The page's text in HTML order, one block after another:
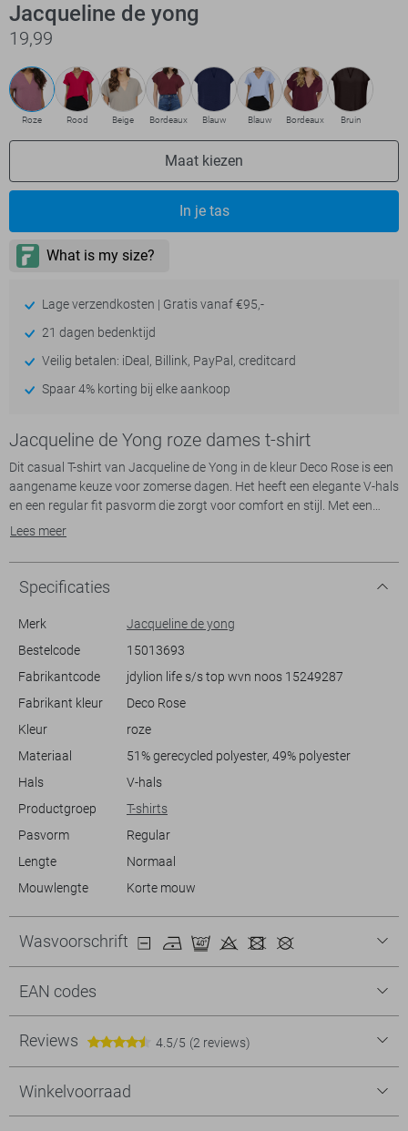
Jacqueline de yong
19,99
Roze Rood Beige Bordeaux Blauw Blauw Bordeaux Bruin
Maat kiezen
In je tas
Lage verzendkosten | Gratis vanaf €95,-
21 dagen bedenktijd
Veilig betalen: iDeal, Billink, PayPal, creditcard
Spaar 4% korting bij elke aankoop
Jacqueline de Yong roze dames t-shirt
Dit casual T-shirt van Jacqueline de Yong in de kleur Deco Rose is een
aangename keuze voor zomerse dagen. Het heeft een elegante V-hals
en een regular fit pasvorm die zorgt voor comfort en stijl. Met een
lengte die perfect op de heupen valt en korte mouwen die
polyester en 49% polyester, wat niet alleen zorgt voor een zachte
textuur maar ook een duurzame keuze is.
Dankzij het tijdloze design combineer je dit T-shirt makkelijk met
dagje uit of een casual afspraak. Draag het met een lichte jeans voor
een frisse zomerse look of met een zwarte broek voor een meer
verfijnde uitstraling. Kies voor comfort zonder in te boeten aan stijl
Lees meer
Specificaties
Merk
Jacqueline de yong
Bestelcode
15013693
Fabrikantcode
jdylion life s/s top wvn noos 15249287
Fabrikant kleur
Deco Rose
Kleur
roze
Materiaal
51% gerecycled polyester, 49% polyester
Hals
V-hals
Productgroep
T-shirts
Pasvorm
Regular
Lengte
Normaal
Mouwlengte
Korte mouw
Wasvoorschrift
EAN codes
Reviews 4.5/5 (2 reviews)
Winkelvoorraad